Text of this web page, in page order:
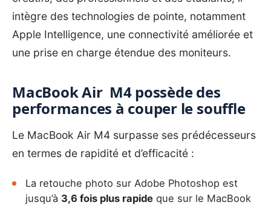
intègre des technologies de pointe, notamment
Apple Intelligence, une connectivité améliorée et
une prise en charge étendue des moniteurs.
MacBook Air M4 possède des
performances à couper le souffle
Le MacBook Air M4 surpasse ses prédécesseurs
en termes de rapidité et d’efficacité :
La retouche photo sur Adobe Photoshop est
jusqu’à 3,6 fois plus rapide que sur le MacBook